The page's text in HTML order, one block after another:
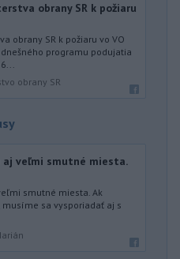
obrany SR k požiaru
obrany SR k požiaru vo VO
programu podujatia
obrany SR
veľmi smutné miesta.
smutné miesta. Ak
sa vysporiadať aj s